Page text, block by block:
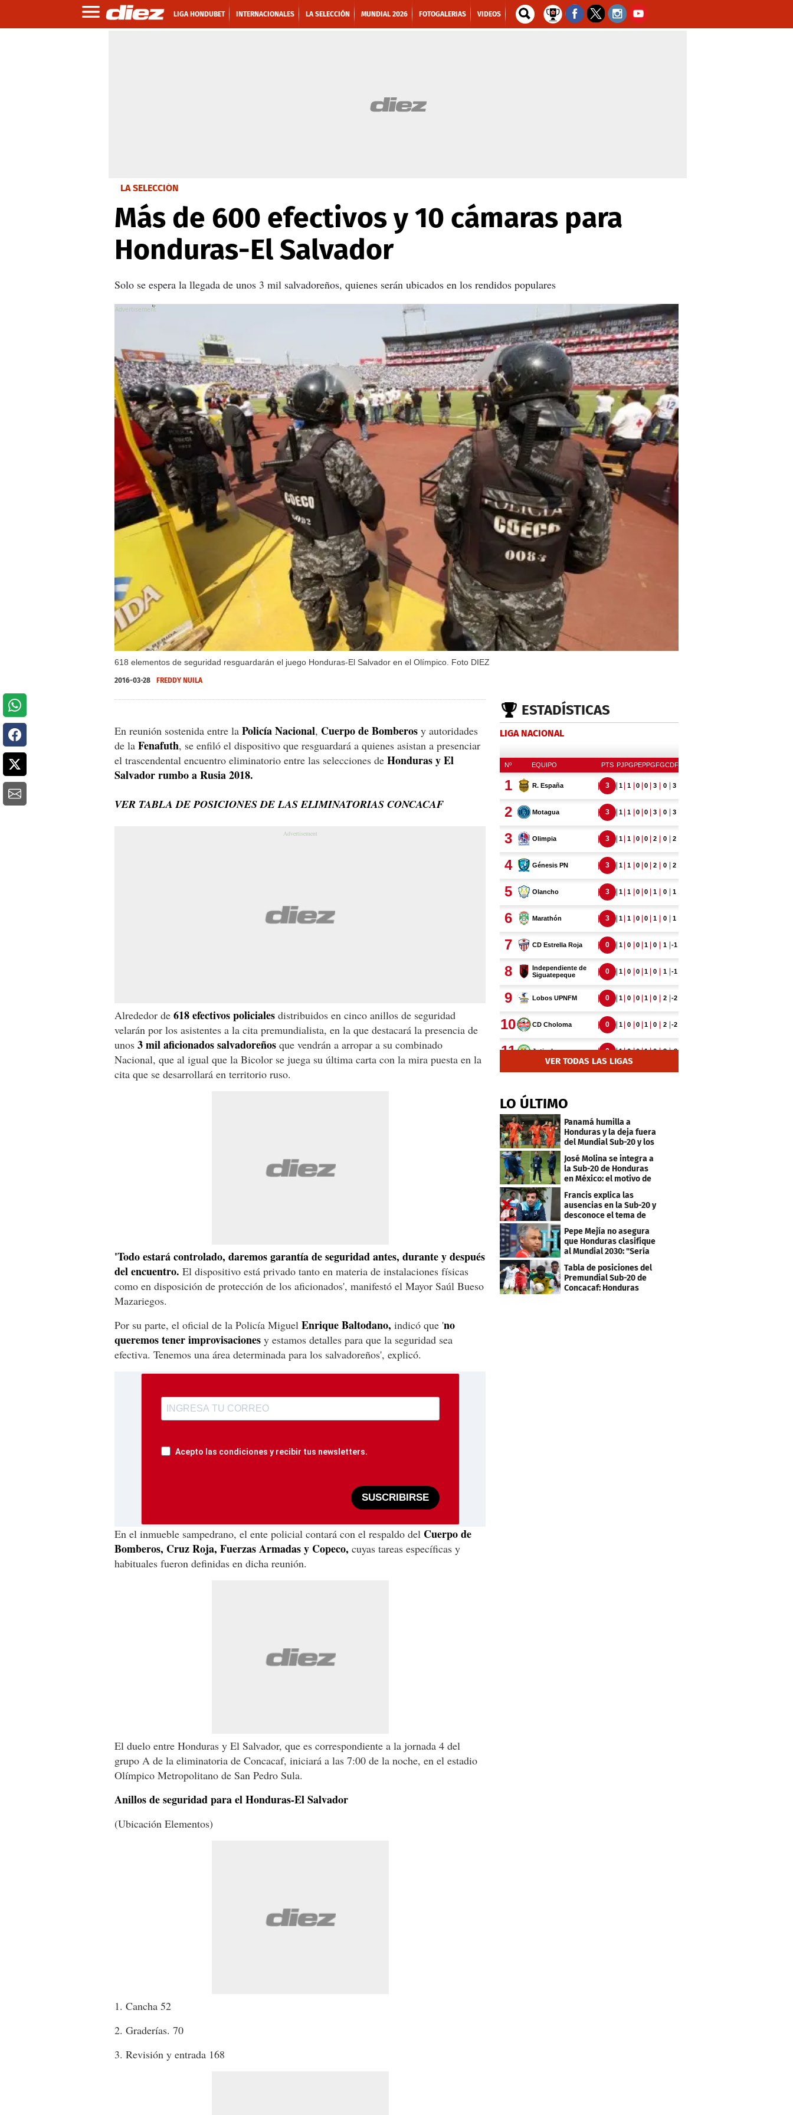
LIGA HONDUBET INTERNACIONALES LA SELECCIÓN MUNDIAL 2026 FOTOGALERIAS VIDEOS
LA SELECCIÓN
Más de 600 efectivos y 10 cámaras para
Honduras-El Salvador
Solo se espera la llegada de unos 3 mil salvadoreños, quienes serán ubicados en los rendidos populares
618 elementos de seguridad resguardarán el juego Honduras-El Salvador en el Olímpico. Foto DIEZ
X
2016-03-28 FREDDY NUILA
En reunión sostenida entre la Policía Nacional, Cuerpo de Bomberos y autoridades
de la Fenafuth, se enfiló el dispositivo que resguardará a quienes asistan a presenciar
el trascendental encuentro eliminatorio entre las selecciones de Honduras y El
Salvador rumbo a Rusia 2018.
VER TABLA DE POSICIONES DE LAS ELIMINATORIAS CONCACAF
Alrededor de 618 efectivos policiales distribuidos en cinco anillos de seguridad
velarán por los asistentes a la cita premundialista, en la que destacará la presencia de
unos 3 mil aficionados salvadoreños que vendrán a arropar a su combinado
Nacional, que al igual que la Bicolor se juega su última carta con la mira puesta en la
cita que se desarrollará en territorio ruso.
'Todo estará controlado, daremos garantía de seguridad antes, durante y después
del encuentro. El dispositivo está privado tanto en materia de instalaciones físicas
como en disposición de protección de los aficionados', manifestó el Mayor Saúl Bueso
Mazariegos.
Por su parte, el oficial de la Policía Miguel Enrique Baltodano, indicó que 'no
queremos tener improvisaciones y estamos detalles para que la seguridad sea
efectiva. Tenemos una área determinada para los salvadoreños', explicó.
Acepto las condiciones y recibir tus newsletters.
SUSCRIBIRSE
En el inmueble sampedrano, el ente policial contará con el respaldo del Cuerpo de
Bomberos, Cruz Roja, Fuerzas Armadas y Copeco, cuyas tareas específicas y
habituales fueron definidas en dicha reunión.
El duelo entre Honduras y El Salvador, que es correspondiente a la jornada 4 del
grupo A de la eliminatoria de Concacaf, iniciará a las 7:00 de la noche, en el estadio
Olímpico Metropolitano de San Pedro Sula.
Anillos de seguridad para el Honduras-El Salvador
(Ubicación Elementos)
1. Cancha 52
2. Graderías. 70
3. Revisión y entrada 168
ESTADÍSTICAS
LIGA NACIONAL
VER TODAS LAS LIGAS
LO ÚLTIMO
Panamá humilla a
Honduras y la deja fuera
del Mundial Sub-20 y los
Juegos Olímpicos
José Molina se integra a
la Sub-20 de Honduras
en México: el motivo de
su viaje
Francis explica las
ausencias en la Sub-20 y
desconoce el tema de
los tiktokers
Pepe Mejía no asegura
que Honduras clasifique
al Mundial 2030: "Sería
mentir"
Tabla de posiciones del
Premundial Sub-20 de
Concacaf: Honduras